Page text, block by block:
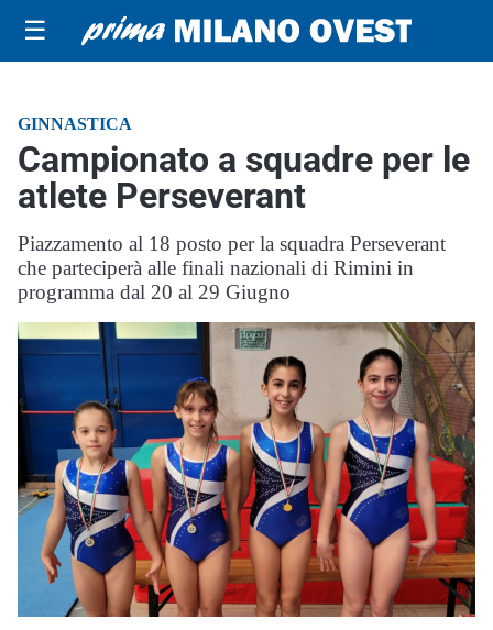
☰
GINNASTICA
Campionato a squadre per le
atlete Perseverant
Piazzamento al 18 posto per la squadra Perseverant
che parteciperà alle finali nazionali di Rimini in
programma dal 20 al 29 Giugno